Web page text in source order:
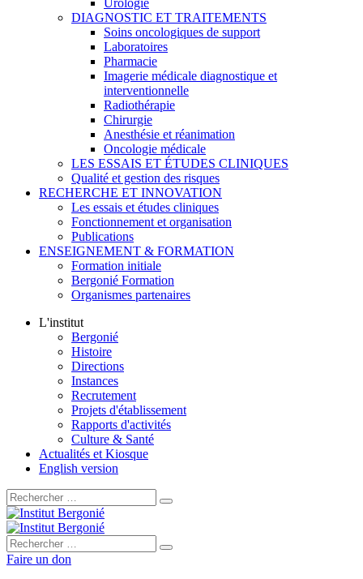
Urologie
DIAGNOSTIC ET TRAITEMENTS
Soins oncologiques de support
Laboratoires
Pharmacie
Imagerie médicale diagnostique et
interventionnelle
Radiothérapie
Chirurgie
Anesthésie et réanimation
Oncologie médicale
LES ESSAIS ET ÉTUDES CLINIQUES
Qualité et gestion des risques
RECHERCHE ET INNOVATION
Les essais et études cliniques
Fonctionnement et organisation
Publications
ENSEIGNEMENT & FORMATION
Formation initiale
Bergonié Formation
Organismes partenaires
L'institut
Bergonié
Histoire
Directions
Instances
Recrutement
Projets d'établissement
Rapports d'activités
Culture & Santé
Actualités et Kiosque
English version
Rechercher :
Rechercher :
Faire un don